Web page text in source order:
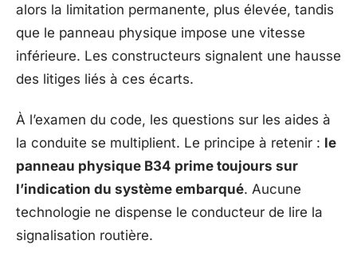
alors la limitation permanente, plus élevée, tandis
que le panneau physique impose une vitesse
inférieure. Les constructeurs signalent une hausse
des litiges liés à ces écarts.
À l’examen du code, les questions sur les aides à
la conduite se multiplient. Le principe à retenir : le
panneau physique B34 prime toujours sur
l’indication du système embarqué. Aucune
technologie ne dispense le conducteur de lire la
signalisation routière.